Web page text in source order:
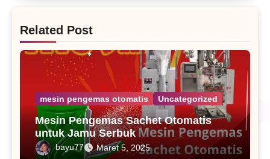
Related Post
mesin pengemas otomatis Uncategorized
Mesin Pengemas Sachet Otomatis
untuk Jamu Serbuk
bayu77 Maret 5, 2025